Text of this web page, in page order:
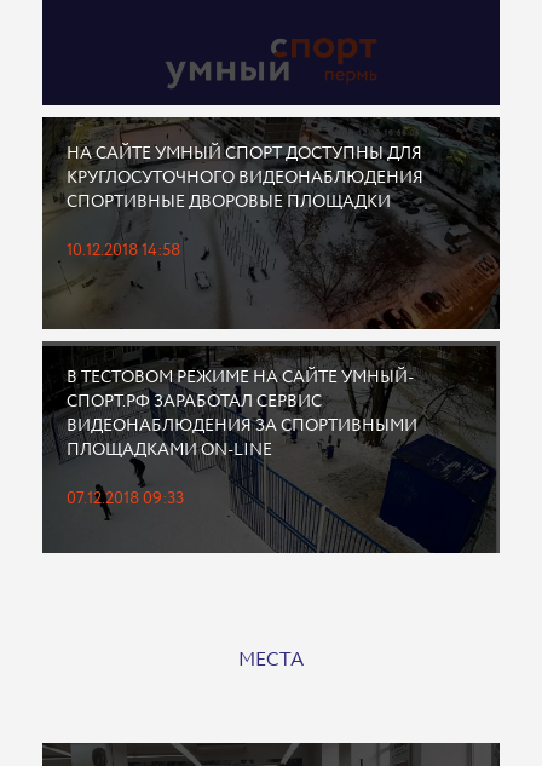
НА САЙТЕ УМНЫЙ СПОРТ ДОСТУПНЫ ДЛЯ
КРУГЛОСУТОЧНОГО ВИДЕОНАБЛЮДЕНИЯ
СПОРТИВНЫЕ ДВОРОВЫЕ ПЛОЩАДКИ
10.12.2018 14:58
В ТЕСТОВОМ РЕЖИМЕ НА САЙТЕ УМНЫЙ-
СПОРТ.РФ ЗАРАБОТАЛ СЕРВИС
ВИДЕОНАБЛЮДЕНИЯ ЗА СПОРТИВНЫМИ
ПЛОЩАДКАМИ ON-LINE
07.12.2018 09:33
МЕСТА